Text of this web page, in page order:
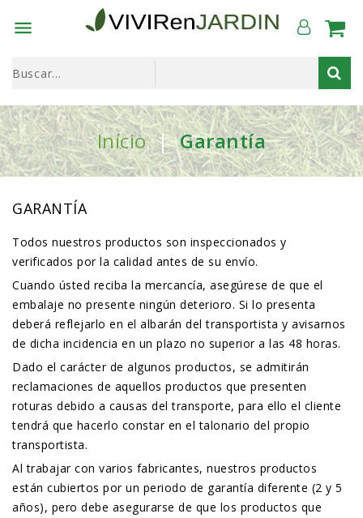

Início Garantía
GARANTÍA
Todos nuestros productos son inspeccionados y
verificados por la calidad antes de su envío.
Cuando ústed reciba la mercancía, asegúrese de que el
embalaje no presente ningún deterioro. Si lo presenta
deberá reflejarlo en el albarán del transportista y avisarnos
de dicha incidencia en un plazo no superior a las 48 horas.
Dado el carácter de algunos productos, se admitirán
reclamaciones de aquellos productos que presenten
roturas debido a causas del transporte, para ello el cliente
tendrá que hacerlo constar en el talonario del propio
transportista.
Al trabajar con varios fabricantes, nuestros productos
están cubiertos por un periodo de garantía diferente (2 y 5
años), pero debe asegurarse de que los productos que